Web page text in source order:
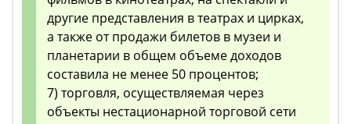
другие представления в театрах и цирках,
а также от продажи билетов в музеи и
планетарии в общем объеме доходов
составила не менее 50 процентов;
7) торговля, осуществляемая через
объекты нестационарной торговой сети